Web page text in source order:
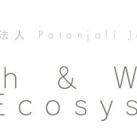
法人 Patanjali
＆